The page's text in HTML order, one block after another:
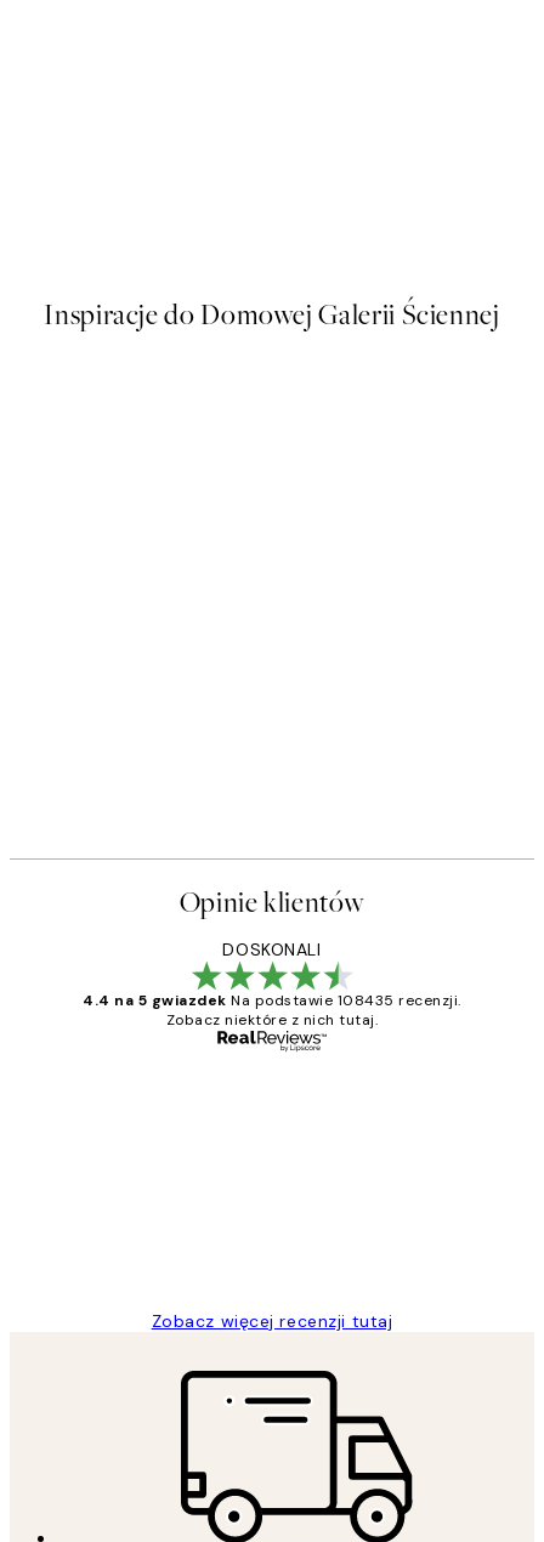
Inspiracje do Domowej Galerii Ściennej
Opinie klientów
DOSKONALI
4.4 na 5 gwiazdek Na podstawie 108435 recenzji.
Zobacz niektóre z nich tutaj.
Zobacz więcej recenzji tutaj